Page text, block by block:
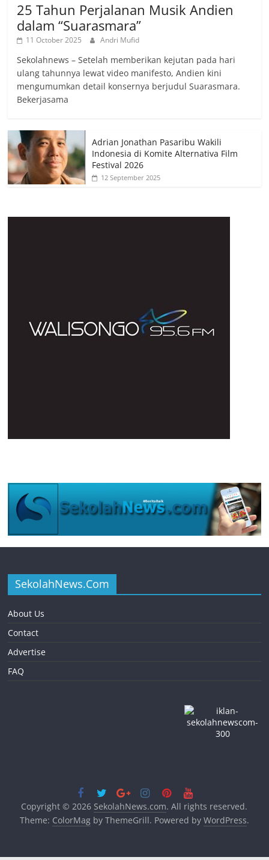
25 Tahun Perjalanan Musik Andien
dalam “Suarasmara”
11 October 2025 Andri Mufid
Sekolahnews – Setelah memberikan kejutan pada hari
ulang tahunnya lewat video manifesto, Andien kini
mengumumkan detail konsernya berjudul Suarasmara.
Bekerjasama
Adrian Jonathan Pasaribu Wakili
Indonesia di Komite Alternativa Film
Festival 2026
12 September 2025
SekolahNews.Com
About Us
Contact
Advertise
FAQ
Copyright © 2026 SekolahNews.com. All rights reserved.
Theme: ColorMagby ThemeGrill. Powered by WordPress.